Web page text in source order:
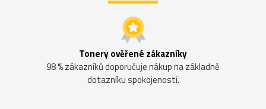
Tonery ověřené zákazníky
98 % zákazníků doporučuje nákup na základně
dotazníku spokojenosti.